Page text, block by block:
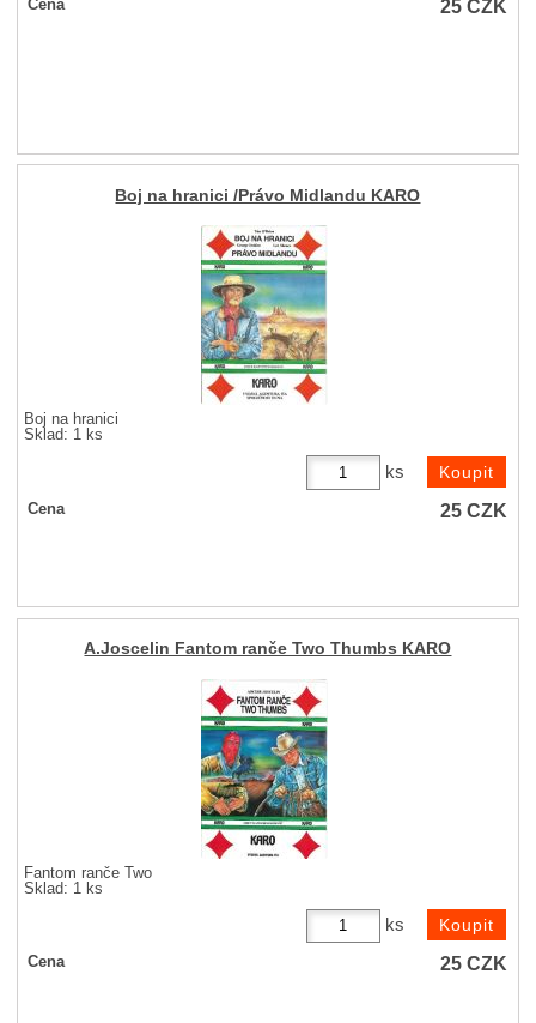
Cena
25CZK
Boj na hranici /Právo Midlandu KARO
Boj na hranici
Sklad: 1 ks
ks
Cena 25CZK
A.Joscelin Fantom ranče Two Thumbs KARO
Fantom ranče Two
Sklad: 1 ks
ks
Cena 25CZK